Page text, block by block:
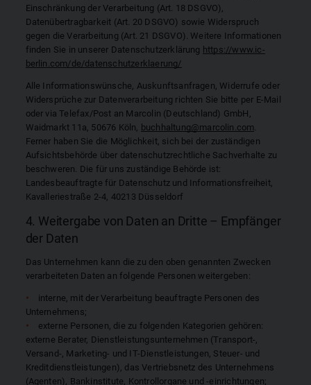
Einschränkung der Verarbeitung (Art. 18 DSGVO),
Datenübertragbarkeit (Art. 20 DSGVO) sowie Widerspruch
gegen die Verarbeitung (Art. 21 DSGVO). Weitere Informationen
finden Sie in unserer Datenschutzerklärung https://www.ic-
berlin.com/de/datenschutzerklaerung/
Alle Informationswünsche, Auskunftsanfragen, Widerrufe oder
Widersprüche zur Datenverarbeitung richten Sie bitte per E-Mail
oder via Telefax/Post an Marcolin (Deutschland) GmbH,
Waidmarkt 11a, 50676 Köln, buchhaltung@marcolin.com.
Ferner haben Sie die Möglichkeit, sich bei der zuständigen
Aufsichtsbehörde über datenschutzrechtliche Sachverhalte zu
beschweren. Die für uns zuständige Behörde ist:
Landesbeauftragte für Datenschutz und Informationsfreiheit,
Kavalleriestraße 2-4, 40213 Düsseldorf
4. Weitergabe von Daten an Dritte – Empfänger
der Daten
Das Unternehmen kann die zu den oben genannten Zwecken
verarbeiteten Daten an folgende Personen weitergeben:
interne, mit der Verarbeitung beauftragte Personen des
Unternehmens;
externe Personen, die zu folgenden Kategorien gehören:
externe Berater, Dienstleistungsunternehmen (Transport-,
Versand-, Marketing- und IT-Dienstleistungen, Steuer- und
Kreditdienstleistungen), das Vertriebsnetz des Unternehmens
(Agenten), Bankinstitute, Kontrollorgane und -einrichtungen;